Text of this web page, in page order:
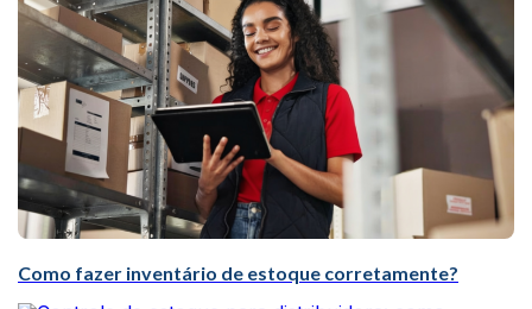
Como fazer inventário de estoque corretamente?